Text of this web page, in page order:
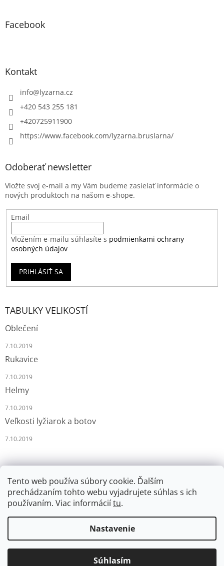
Tento web používa súbory cookie. Ďalším
prechádzaním tohto webu vyjadrujete súhlas s ich
používaním. Viac informáciítu.
Nastavenie
Súhlasím
Facebook
Kontakt
info@lyzarna.cz
+420 543 255 181
+420725911900
https://www.facebook.com/lyzarna.bruslarna/
Odoberať newsletter
Vložte svoj e-mail a my Vám budeme zasielať informácie o
nových produktoch na našom e-shope.
Email
Vložením e-mailu súhlasíte s podmienkami ochrany
osobných údajov
PRIHLÁSIŤ SA
TABULKY VELIKOSTÍ
Oblečení
7.10.2019
Rukavice
7.10.2019
Helmy
7.10.2019
Veľkosti lyžiarok a botov
7.10.2019
Copyright 2026LYŽÁRNA-BRUSLÁRNA. Všetky práva
vyhradené.